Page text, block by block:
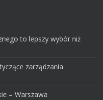
to lepszy wybór niż
zarządzania
– Warszawa